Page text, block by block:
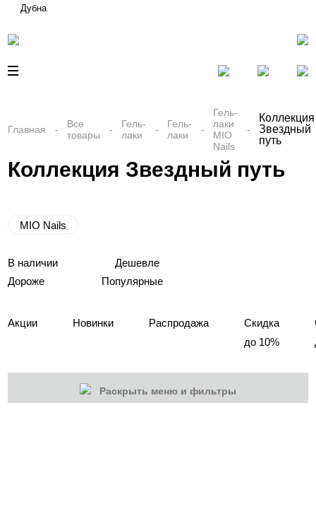
Дубна
Главная
Все
товары
Гель-
лаки
Гель-
лаки
Гель-
лаки
MIO
Nails
Коллекция
Звездный
путь
Коллекция Звездный путь
MIO Nails
В наличии
Дешевле
Дороже
Популярные
Акции Новинки Распродажа
Скидка
до 10%
Раскрыть меню и фильтры